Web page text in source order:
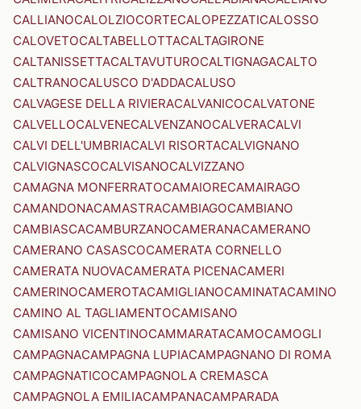
CALLIANOCALOLZIOCORTECALOPEZZATICALOSSO
CALOVETOCALTABELLOTTACALTAGIRONE
CALTANISSETTACALTAVUTUROCALTIGNAGACALTO
CALTRANOCALUSCO D'ADDACALUSO
CALVAGESE DELLA RIVIERACALVANICOCALVATONE
CALVELLOCALVENECALVENZANOCALVERACALVI
CALVI DELL'UMBRIACALVI RISORTACALVIGNANO
CALVIGNASCOCALVISANOCALVIZZANO
CAMAGNA MONFERRATOCAMAIORECAMAIRAGO
CAMANDONACAMASTRACAMBIAGOCAMBIANO
CAMBIASCACAMBURZANOCAMERANACAMERANO
CAMERANO CASASCOCAMERATA CORNELLO
CAMERATA NUOVACAMERATA PICENACAMERI
CAMERINOCAMEROTACAMIGLIANOCAMINATACAMINO
CAMINO AL TAGLIAMENTOCAMISANO
CAMISANO VICENTINOCAMMARATACAMOCAMOGLI
CAMPAGNACAMPAGNA LUPIACAMPAGNANO DI ROMA
CAMPAGNATICOCAMPAGNOLA CREMASCA
CAMPAGNOLA EMILIACAMPANACAMPARADA